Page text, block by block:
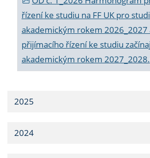
řízení ke studiu na FF UK pro
akademickým rokem 2026_2027
přijímacího řízení ke studiu
akademickým rokem
2025
2024